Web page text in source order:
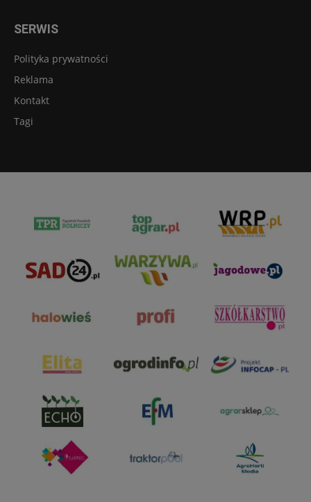
SERWIS
Polityka prywatności
Reklama
Kontakt
Tagi